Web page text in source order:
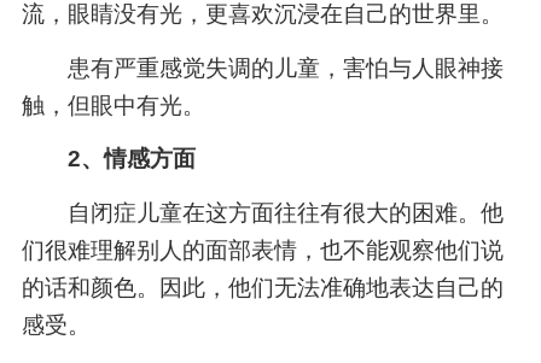
流，眼睛没有光，更喜欢沉浸在自己的世界里。
患有严重感觉失调的儿童，害怕与人眼神接
触，但眼中有光。
2、情感方面
自闭症儿童在这方面往往有很大的困难。他
们很难理解别人的面部表情，也不能观察他们说
的话和颜色。因此，他们无法准确地表达自己的
感受。